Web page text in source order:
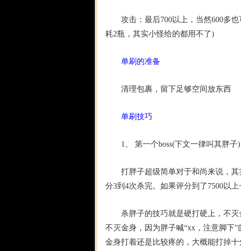
攻击：最后700以上，当然600多也
耗2瓶，其实小怪给的都用不了)
单刷的准备
清理包裹，留下足够空间放东西
单刷技巧
1、 第一个boss(下文一律叫其胖子)
打胖子超级简单对于和尚来说，其
分3到4次杀完。如果评分到了7500以上
杀胖子的技巧就是硬打硬上，不灭
不灭金身，因为胖子喊“xx，注意脚下
金身打着还是比较疼的，大概能打掉